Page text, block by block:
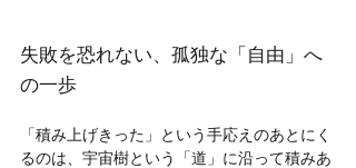
失敗を恐れない、孤独な「自由」へ
の一歩
「積み上げきった」という手応えのあとにく
るのは、宇宙樹という「道」に沿って積みあ